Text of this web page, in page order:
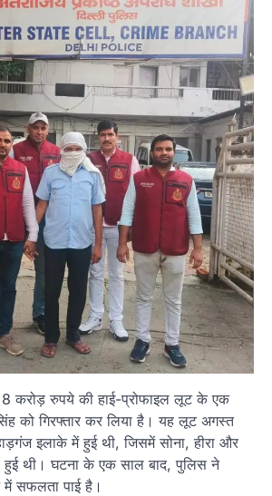
8 करोड़ रुपये की हाई-प्रोफाइल लूट के एक
को गिरफ्तार कर लिया है। यह लूट अगस्त
इलाके में हुई थी, जिसमें सोना, हीरा और
हुई थी। घटना के एक साल बाद, पुलिस ने
सफलता पाई है।